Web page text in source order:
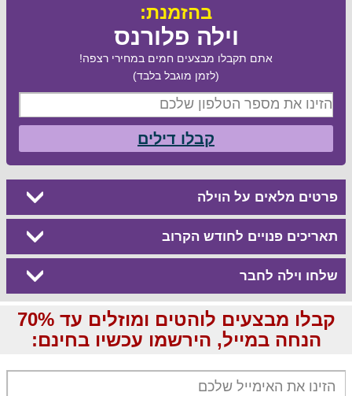
בהזמנת:
וילה פלורנס
אתם תקבלו מבצעים חמים במחירי רצפה!
(לזמן מוגבל בלבד)
קבלו דילים
פרטים מלאים על הוילה
תאריכים פנויים לחודש הקרוב
שלחו וילה לחבר
קבלו מבצעים לוהטים ומוזלים עד 70%
הנחה במייל, הירשמו עכשיו בחינם: